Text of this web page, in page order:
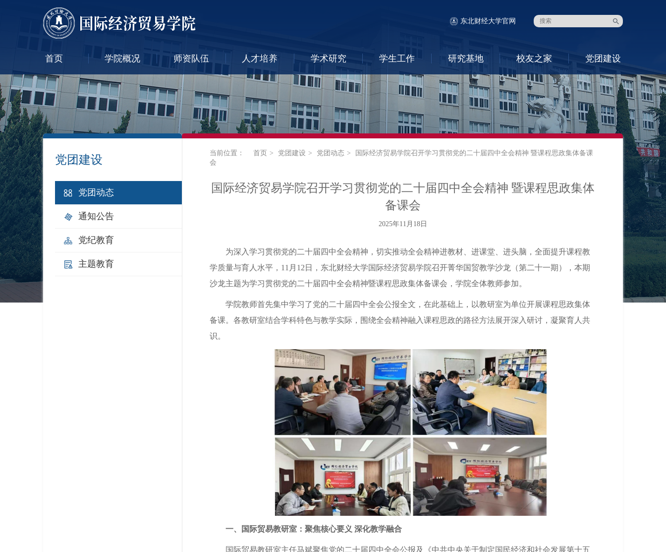
东北财经大学官网
首页 学院概况 师资队伍 人才培养 学术研究 学生工作 研究基地 校友之家 党团建设
党团建设
党团动态
通知公告
党纪教育
主题教育
当前位置： 首页 党团建设 党团动态
国际经济贸易学院召开学习贯彻党的二十届四中全会精神 暨课程思政集体备课
会
国际经济贸易学院召开学习贯彻党的二十届四中全会精神 暨课程思政集体
备课会
2025年11月18日
为深入学习贯彻党的二十届四中全会精神，切实推动全会精神进教材、进课堂、进头脑，全面提升课程教
学质量与育人水平，11月12日，东北财经大学国际经济贸易学院召开菁华国贸教学沙龙（第二十一期），本期
沙龙主题为学习贯彻党的二十届四中全会精神暨课程思政集体备课会，学院全体教师参加。
学院教师首先集中学习了党的二十届四中全会公报全文，在此基础上，以教研室为单位开展课程思政集体
备课。各教研室结合学科特色与教学实际，围绕全会精神融入课程思政的路径方法展开深入研讨，凝聚育人共
识。
一、国际贸易教研室：聚焦核心要义 深化教学融合
国际贸易教研室主任马斌聚焦党的二十届四中全会公报及《中共中央关于制定国民经济和社会发展第十五